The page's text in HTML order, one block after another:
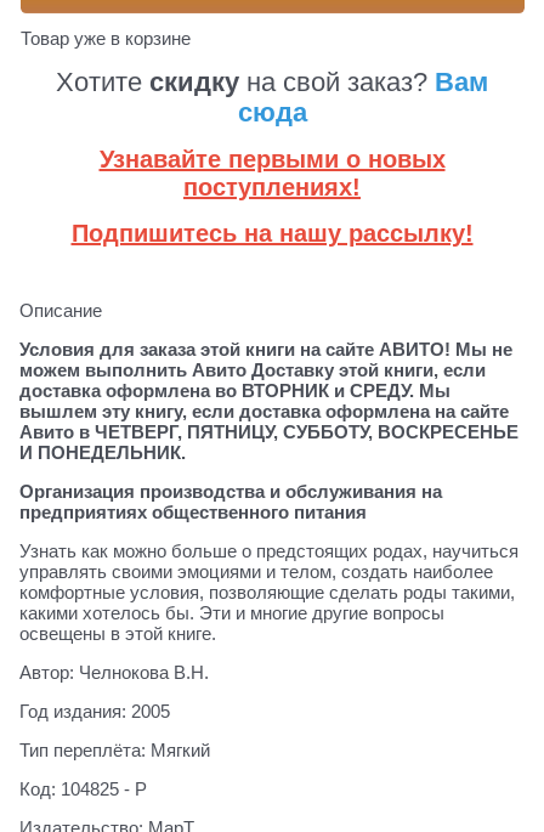
Товар уже в корзине
Хотите скидку на свой заказ? Вам
сюда
Узнавайте первыми о новых
поступлениях!
Подпишитесь на нашу рассылку!
Описание
Условия для заказа этой книги на сайте АВИТО! Мы не
можем выполнить Авито Доставку этой книги, если
доставка оформлена во ВТОРНИК и СРЕДУ. Мы
вышлем эту книгу, если доставка оформлена на сайте
Авито в ЧЕТВЕРГ, ПЯТНИЦУ, СУББОТУ, ВОСКРЕСЕНЬЕ
И ПОНЕДЕЛЬНИК.
Организация производства и обслуживания на
предприятиях общественного питания
Узнать как можно больше о предстоящих родах, научиться
управлять своими эмоциями и телом, создать наиболее
комфортные условия, позволяющие сделать роды такими,
какими хотелось бы. Эти и многие другие вопросы
освещены в этой книге.
Автор: Челнокова В.Н.
Год издания: 2005
Тип переплёта: Мягкий
Код: 104825 - Р
Издательство: МарТ